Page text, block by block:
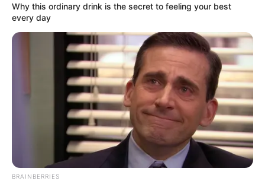
Why this ordinary drink is the secret to feeling your best
every day
BRAINBERRIES